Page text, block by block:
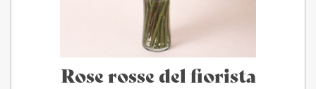
Rose rosse del fiorista